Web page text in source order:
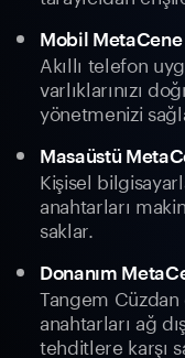
Mobil MetaCene
Akıllı telefon
varlıklarınızı
yönetmenizi
Masaüstü
Kişisel
anahtarları
saklar.
Donanım
Tangem
anahtarları ağ
tehditlere karşı